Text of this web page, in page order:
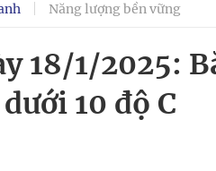
cực hiệu quả
gia
Năng lượng bền vững
18/1/2025:
10 độ C